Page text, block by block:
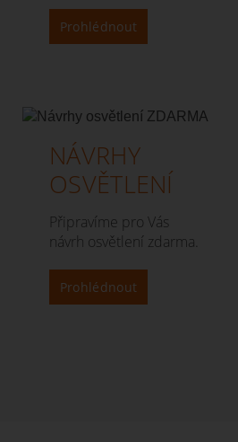
Prohlédnout
NÁVRHY
OSVĚTLENÍ
Připravíme pro Vás
návrh osvětlení zdarma.
Prohlédnout